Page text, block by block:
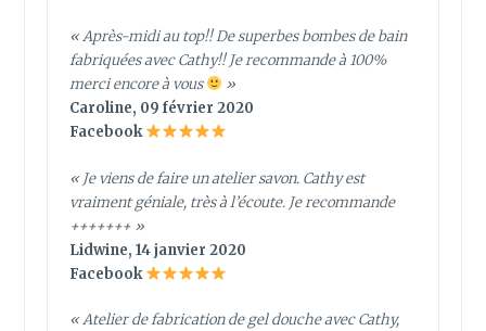
« Après-midi au top!! De superbes bombes de bain
fabriquées avec Cathy!! Je recommande à 100%
merci encore à vous
»
Caroline, 09 février 2020
Facebook
« Je viens de faire un atelier savon. Cathy est
vraiment géniale, très à l’écoute. Je recommande
+++++++ »
Lidwine, 14 janvier 2020
Facebook
« Atelier de fabrication de gel douche avec Cathy,